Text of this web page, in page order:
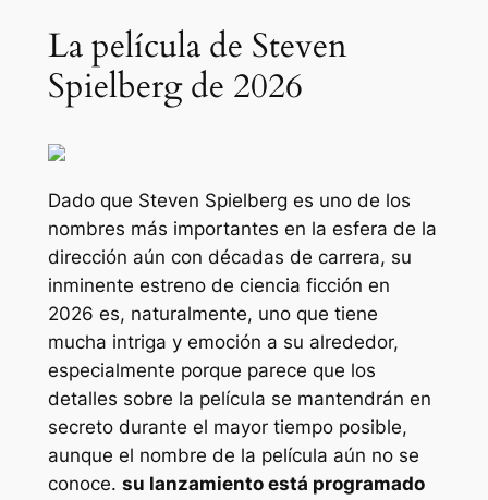
La película de Steven
Spielberg de 2026
Dado que Steven Spielberg es uno de los
nombres más importantes en la esfera de la
dirección aún con décadas de carrera, su
inminente estreno de ciencia ficción en
2026 es, naturalmente, uno que tiene
mucha intriga y emoción a su alrededor,
especialmente porque parece que los
detalles sobre la película se mantendrán en
secreto durante el mayor tiempo posible,
aunque el nombre de la película aún no se
conoce. su lanzamiento está programado